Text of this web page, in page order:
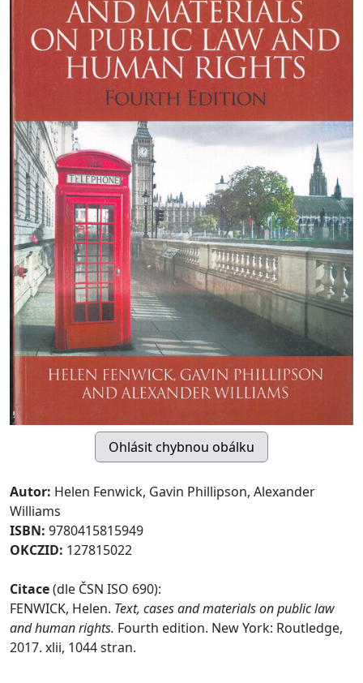
Autor: Helen Fenwick, Gavin Phillipson, Alexander
Williams
ISBN: 9780415815949
OKCZID: 127815022
Citace(dle ČSN ISO 690):
FENWICK, Helen. Text, cases and materials on public law
and human rights. Fourth edition. New York: Routledge,
2017. xlii, 1044 stran.